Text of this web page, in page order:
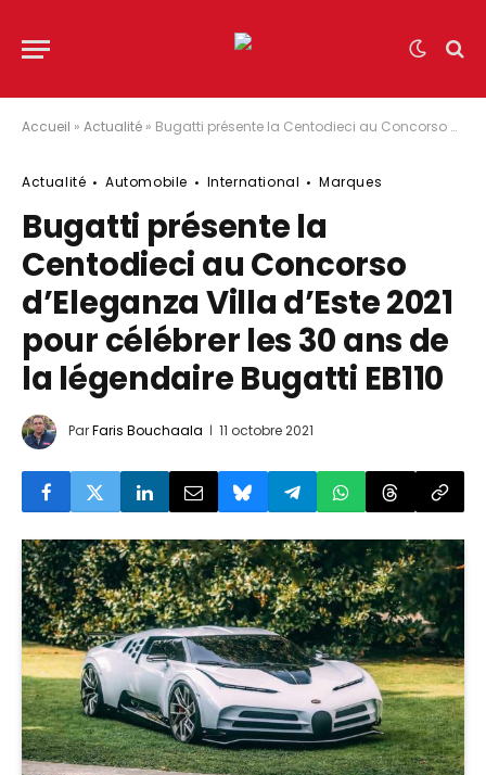
Accueil » Actualité » Bugatti présente la Centodieci au Concorso d’Eleganza Villa d’Este 2021 pour célébrer les 30 ans de la légendaire Bugatti EB110
Actualité Automobile International Marques
Bugatti présente la
Centodieci au Concorso
d’Eleganza Villa d’Este 2021
pour célébrer les 30 ans de
la légendaire Bugatti EB110
ParFaris Bouchaala 11 octobre 2021